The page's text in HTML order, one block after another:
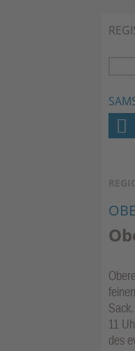
SIE
11
des
H
M
E